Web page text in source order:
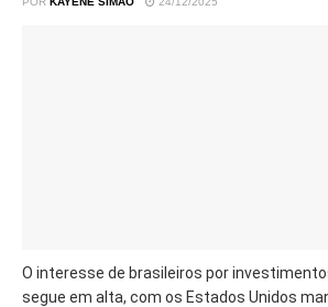
O interesse de brasileiros por
segue em alta, com os Estados Unidos